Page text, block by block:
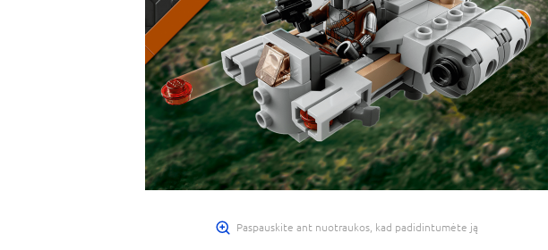
Paspauskite ant nuotraukos, kad padidintumėte ją